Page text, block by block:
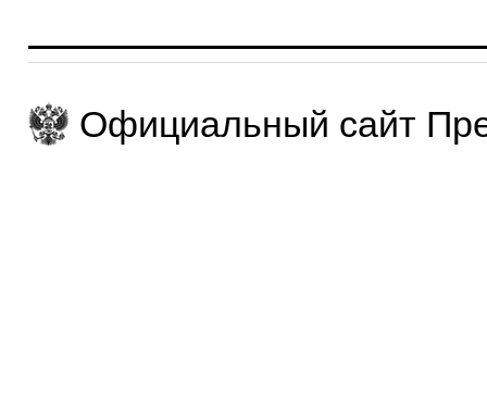
Официальный сайт